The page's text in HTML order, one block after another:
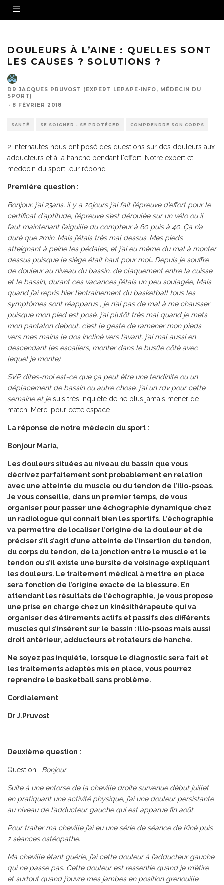
DOULEURS À L’AINE : QUELLES SONT
LES CAUSES ? SOLUTIONS ?
DR JACQUES PRUVOST (EXPERT LEPAPE-INFO, MÉDECIN DU
SPORT)
· 8 FÉVRIER 2018
SANTÉ SE SOIGNER - SE PROTÉGER COMPRENDRE SON CORPS
2 internautes nous ont posé des questions sur des douleurs aux
adducteurs et à la hanche pendant l'effort. Notre expert et
médecin du sport leur répond.
Première question :
Bonjour, j’ai 23ans, il y a 20jours j’ai fait l’épreuve d’effort pour le
certificat d’aptitude, l’épreuve s’est déroulée sur un vélo ou il
faut maintenant l’aiguille du compteur à 60 puis à 40…Ça n’a
duré que 2min…Mais j’étais très mal dessus…Mes pieds
atteignant à peine les pédales, et j’ai eu même du mal à monter
dessus puisque le siège était haut pour moi… Depuis je souffre
de douleur au niveau du bassin, de claquement entre la cuisse
et le bassin, durant ces vacances j’étais un peu soulagée, Mais
quand j’ai repris hier l’entrainement du basketball​ tous les
symptômes sont réapparus ​, je n’ai pas de mal à me chausser
puisque mon pied est posé, j’ai plutôt très mal quand je mets
mon pantalon debout, c’est le geste de ramener mon pieds
vers mes mains le dos incliné vers l’avant, j’ai mal aussi en
descendant les escaliers, monter dans le bus(le côté avec
lequel je monte)
SVP dites-moi est-ce que ça peut être une tendinite ou un
déplacement de bassin ou autre chose, j’ai un rdv pour cette
semaine et jesuis très inquiète de ne plus jamais mener de
match. Merci pour cette espace.
La réponse de notre médecin du sport :
Bonjour Maria,
Les douleurs situées au niveau du bassin que vous
décrivez parfaitement sont probablement en relation
avec une atteinte du muscle ou du tendon de l’ilio-psoas.
Je vous conseille, dans un premier temps, de vous
organiser pour passer une échographie dynamique chez
un radiologue qui connait bien les sportifs. L’échographie
va permettre de localiser l’origine de la douleur et de
préciser s’il s’agit d’une atteinte de l’insertion du tendon,
du corps du tendon, de la jonction entre le muscle et le
tendon ou s’il existe une bursite de voisinage expliquant
les douleurs. Le traitement médical à mettre en place
sera fonction de l’origine exacte de la blessure. En
attendant les résultats de l’échographie, je vous propose
une prise en charge chez un kinésithérapeute qui va
organiser des étirements actifs et passifs des différents
muscles qui s’insèrent sur le bassin : ilio-psoas mais aussi
droit antérieur, adducteurs et rotateurs de hanche.
Ne soyez pas inquiète, lorsque le diagnostic sera fait et
les traitements adaptés mis en place, vous pourrez
reprendre le basketball sans problème.
Cordialement
Dr J.Pruvost
Deuxième question :
Question : Bonjour
Suite à une entorse de la cheville droite survenue début juillet
en pratiquant une activité physique, j’ai une douleur persistante
au niveau de l’adducteur gauche qui est apparue fin août.
Pour traiter ma cheville j’ai eu une série de séance de Kiné puis
2 séances ostéopathe.
Ma cheville étant guérie, j’ai cette douleur à l’adducteur gauche
qui ne passe pas. Cette douleur est ressentie quand je m’étire
et surtout quand j’ouvre mes jambes en position grenouille.